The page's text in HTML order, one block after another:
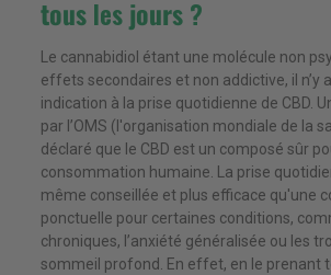
tousles jours?
Le cannabidiol étant une molécule non
effets secondaires et non addictive, il n’y
indication à la prise quotidienne de CBD.
par l’OMS (l'organisation mondiale de la
déclaré que le CBD est un composé sûr
consommation humaine. La prise
même conseillée et plus efficace qu'une
ponctuelle pour certaines conditions,
chroniques, l’anxiété généralisée ou les
sommeil profond. En effet, en le prenant